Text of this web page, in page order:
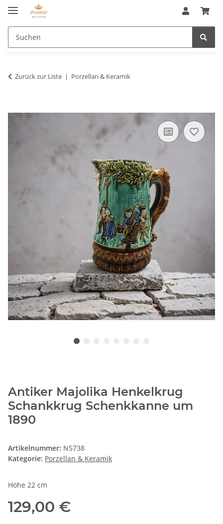
Zurück zur Liste Porzellan & Keramik
Antiker Majolika Henkelkrug
Schankkrug Schenkkanne um
1890
Artikelnummer: N5738
Kategorie: Porzellan & Keramik
Höhe 22 cm
129,00 €